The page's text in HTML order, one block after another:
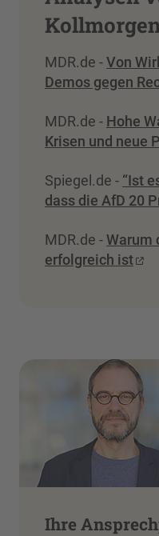
MDR.de -Von
Demos gegen
MDR.de - Hohe
Krisen und neue
Spiegel.de - “Ist
dass die AfD 20
MDR.de -Warum
erfolgreich ist
Ihre